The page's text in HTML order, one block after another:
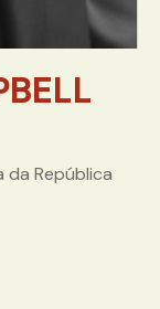
República